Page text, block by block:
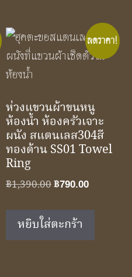
ลดราคา!
ห่วงแขวนผ้าขนหนู
ห้องน้ำ ห้องครัวเจาะ
ผนัง สแตนเลส304สี
ทองด้าน SS01 Towel
Ring
฿1,390.00Original
was:
฿1,390.00.
฿790.00Current
หยิบใส่ตะกร้า